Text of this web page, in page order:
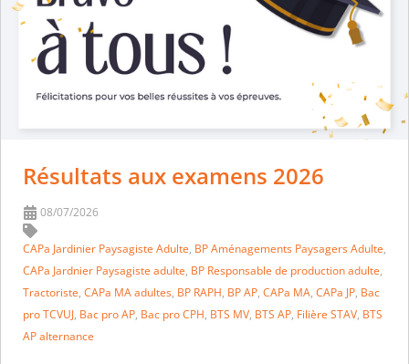
Résultats aux examens 2026
08/07/2026
CAPa Jardinier Paysagiste Adulte, BP Aménagements Paysagers Adulte,
CAPa Jardnier Paysagiste adulte, BP Responsable de production adulte,
Tractoriste, CAPa MA adultes, BP RAPH, BP AP, CAPa MA, CAPa JP, Bac
pro TCVUJ, Bac pro AP, Bac pro CPH, BTS MV, BTS AP, Filière STAV, BTS
AP alternance